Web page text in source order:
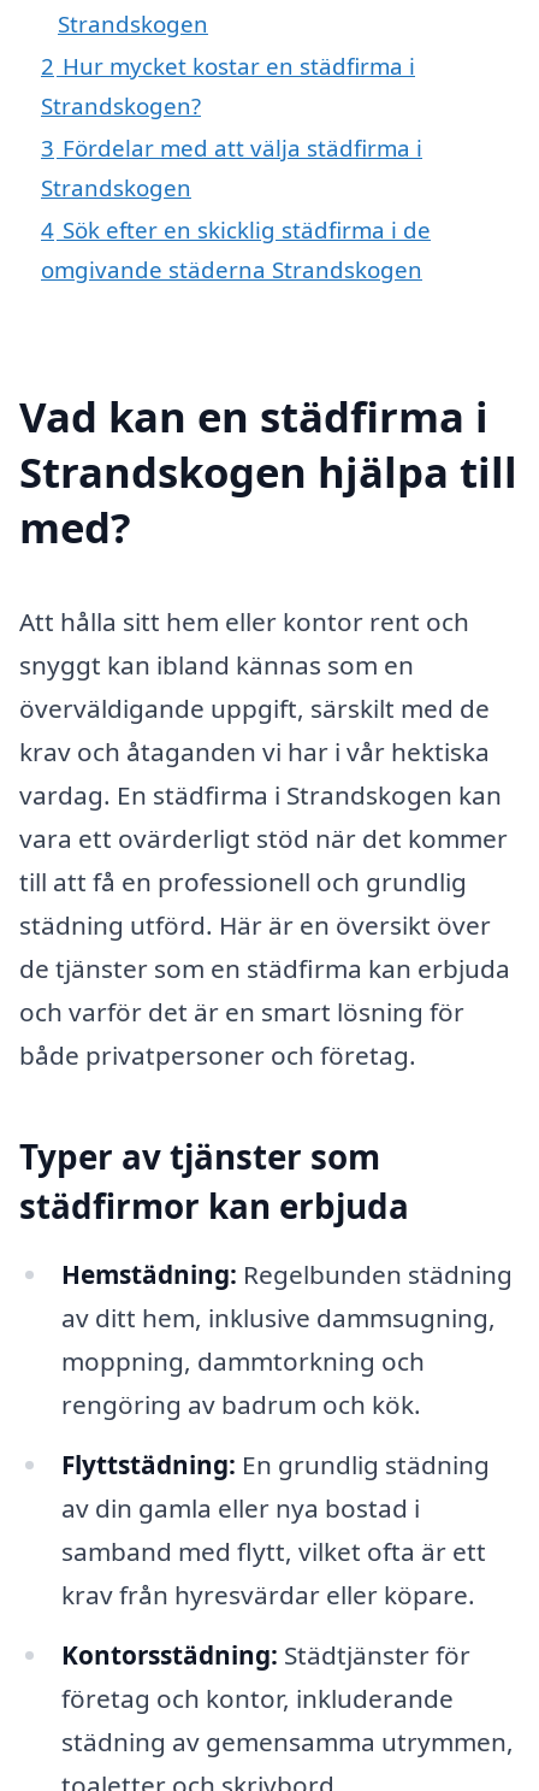
Strandskogen
2 Hur mycket kostar en städfirma i
Strandskogen?
3 Fördelar med att välja städfirma i
Strandskogen
4 Sök efter en skicklig städfirma i de
omgivande städerna Strandskogen
Vad kan en städfirma i
Strandskogen hjälpa till
med?
Att hålla sitt hem eller kontor rent och
snyggt kan ibland kännas som en
överväldigande uppgift, särskilt med de
krav och åtaganden vi har i vår hektiska
vardag. En städfirma i Strandskogen kan
vara ett ovärderligt stöd när det kommer
till att få en professionell och grundlig
städning utförd. Här är en översikt över
de tjänster som en städfirma kan erbjuda
och varför det är en smart lösning för
både privatpersoner och företag.
Typer av tjänster som
städfirmor kan erbjuda
Hemstädning: Regelbunden städning
av ditt hem, inklusive dammsugning,
moppning, dammtorkning och
rengöring av badrum och kök.
Flyttstädning: En grundlig städning
av din gamla eller nya bostad i
samband med flytt, vilket ofta är ett
krav från hyresvärdar eller köpare.
Kontorsstädning: Städtjänster för
företag och kontor, inkluderande
städning av gemensamma utrymmen,